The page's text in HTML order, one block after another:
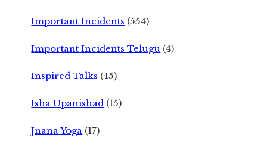
Important Incidents (554)
Important Incidents Telugu (4)
Inspired Talks (45)
Isha Upanishad (15)
Jnana Yoga (17)